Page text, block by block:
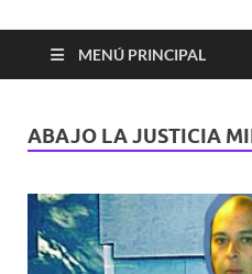
MENÚ PRINCIPAL
ABAJO LA JUSTICIA